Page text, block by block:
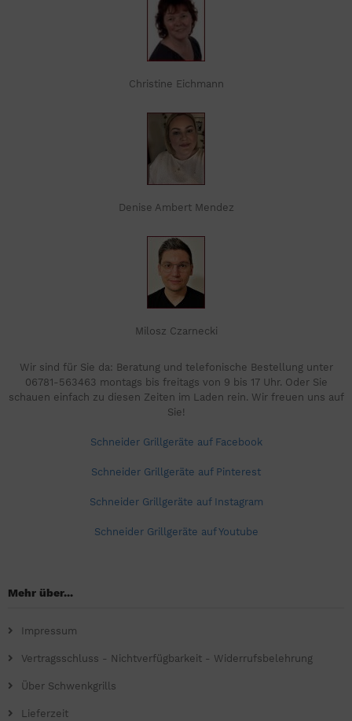
Christine Eichmann
Denise Ambert Mendez
Milosz Czarnecki
Wir sind für Sie da: Beratung und telefonische Bestellung unter
06781-563463 montags bis freitags von 9 bis 17 Uhr. Oder Sie
schauen einfach zu diesen Zeiten im Laden rein. Wir freuen uns auf
Sie!
Schneider Grillgeräte auf Facebook
Schneider Grillgeräte auf Pinterest
Schneider Grillgeräte auf Instagram
Schneider Grillgeräte auf Youtube
Mehr über...
Impressum
Vertragsschluss - Nichtverfügbarkeit - Widerrufsbelehrung
Über Schwenkgrills
Lieferzeit